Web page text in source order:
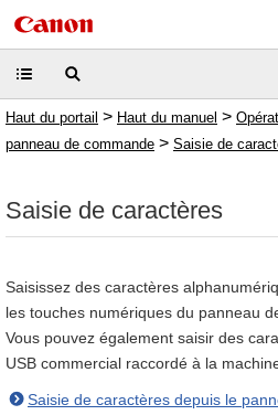
Haut du portail > Haut du manuel >
panneau de commande > Saisie de
Saisie de caractères
Saisissez des caractères
les touches numériques du panneau
Vous pouvez également saisir des
USB commercial raccordé à la
Saisie de caractères depuis le